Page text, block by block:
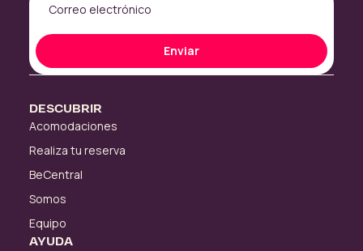
Enviar
DESCUBRIR
Acomodaciones
Realiza tu reserva
BeCentral
Somos
Equipo
AYUDA